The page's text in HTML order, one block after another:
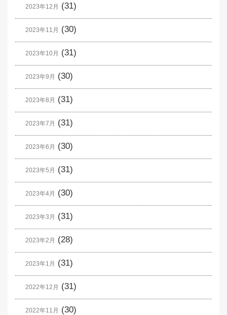
2023年12月 (31)
2023年11月 (30)
2023年10月 (31)
2023年9月 (30)
2023年8月 (31)
2023年7月 (31)
2023年6月 (30)
2023年5月 (31)
2023年4月 (30)
2023年3月 (31)
2023年2月 (28)
2023年1月 (31)
2022年12月 (31)
2022年11月 (30)